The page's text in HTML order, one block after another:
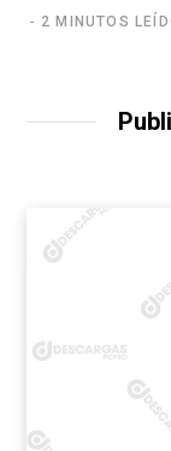
2 MINUTOS